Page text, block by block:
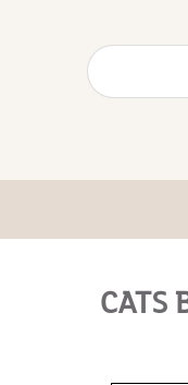
CATS